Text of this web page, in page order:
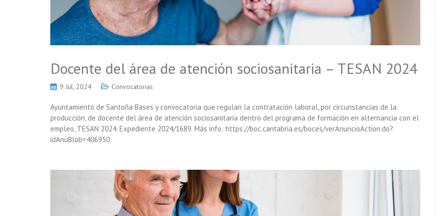
Docente del área de atención sociosanitaria – TESAN 2024
9 Jul, 2024 Convocatorias
Ayuntamiento de Santoña Bases y convocatoria que regulan la contratación laboral, por circunstancias de la
producción, de docente del área de atención sociosanitaria dentro del programa de formación en alternancia con el
empleo, TESAN 2024. Expediente 2024/1689. Más info: https://boc.cantabria.es/boces/verAnuncioAction.do?
idAnuBlob=406950